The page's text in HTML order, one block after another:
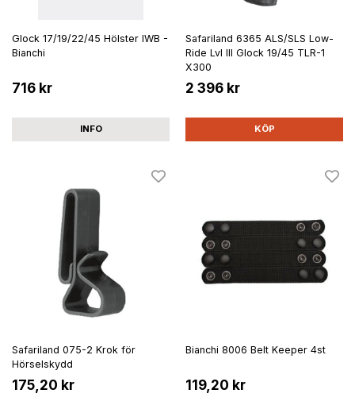
Glock 17/19/22/45 Hölster IWB -
Bianchi
716 kr
INFO
Safariland 6365 ALS/SLS Low-
Ride Lvl III Glock 19/45 TLR-1
X300
2 396 kr
KÖP
Safariland 075-2 Krok för
Hörselskydd
175,20 kr
Bianchi 8006 Belt Keeper 4st
119,20 kr